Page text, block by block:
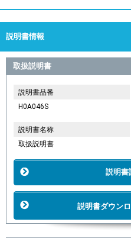
説明書情報
取扱説明書
説明書品番
H0A046S
説明書名称
取扱説明書
説明書
説明書ダウン